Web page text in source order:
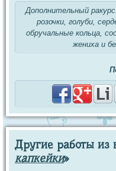
Дополнительный
розочки, голуби,
обручальные кольца,
жениха и
Другие работы из
капкейки»